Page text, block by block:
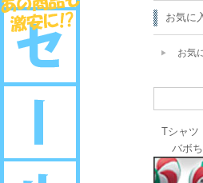
お気に
お気
Tシャツ
バボ